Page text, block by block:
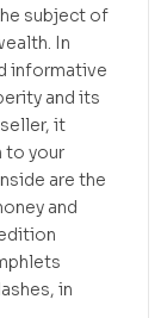
subject of
In
informative
and its
it
to your
are the
and
in